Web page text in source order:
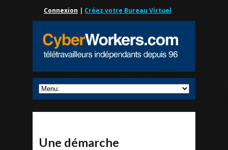
Connexion | Créez votre Bureau Virtuel
Une démarche